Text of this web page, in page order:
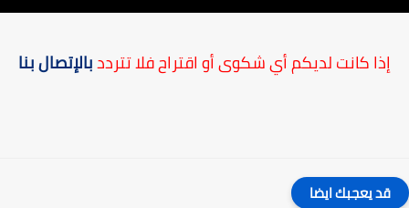
إذا كانت لديكم أي شكوى أو اقتراح فلا تترددبالإتصال بنا
قد يعجبك ايضا